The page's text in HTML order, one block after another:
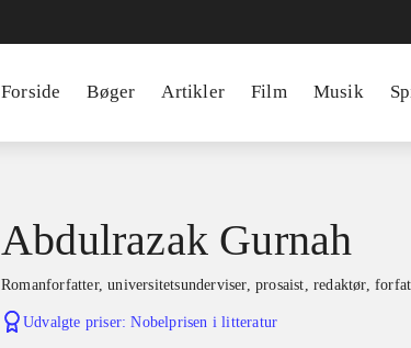
Forside Bøger Artikler Film Musik
Abdulrazak Gurnah
romanforfatter, universitetsunderviser, prosaist, redaktør,
Udvalgte priser:Nobelprisen i litteratur